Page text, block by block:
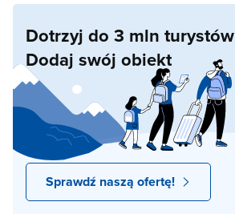
Dotrzyj do 3 mln turystów
Dodaj swój obiekt
Sprawdź naszą ofertę!